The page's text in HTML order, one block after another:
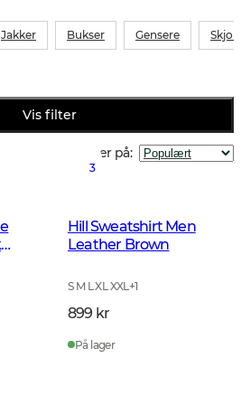
Jakker Bukser Gensere
Vis filter
Sorter på:
3
Hill Sweatshirt Men
Leather Brown
S M L XL XXL+1
899 kr
På lager